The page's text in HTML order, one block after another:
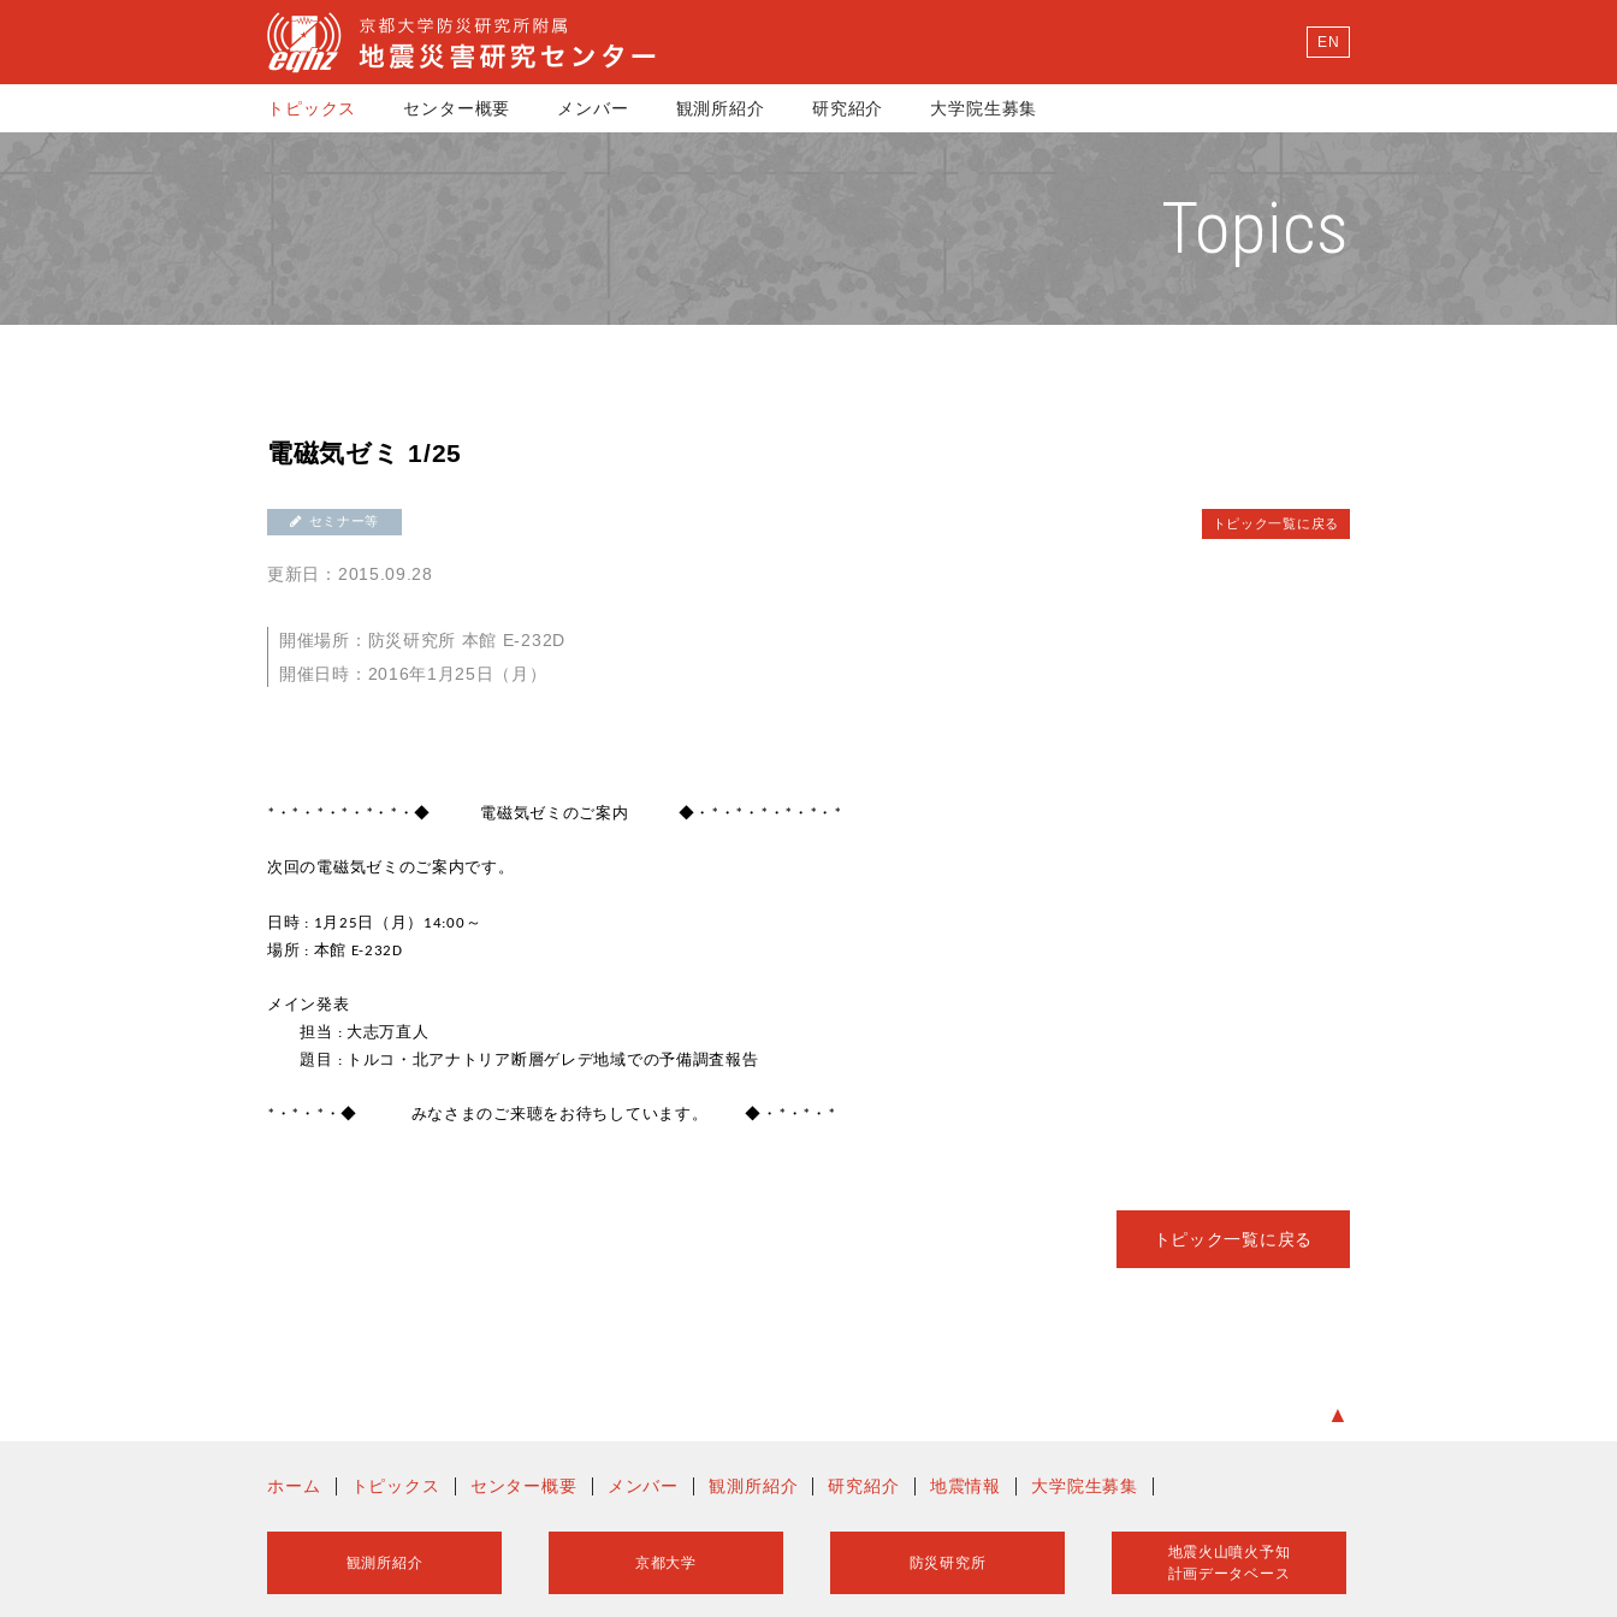
EN
トピックス センター概要 メンバー 観測所紹介 研究紹介 大学院生募集
Topics
電磁気ゼミ 1/25
セミナー等
更新日：2015.09.28
開催場所：防災研究所 本館 E-232D
開催日時：2016年1月25日（月）
トピック一覧に戻る
*・*・*・*・*・*・◆ 電磁気ゼミのご案内 ◆・*・*・*・*・*・*
次回の電磁気ゼミのご案内です。
日時 : 1月25日（月）14:00～
場所 : 本館 E-232D
メイン発表
担当 : 大志万直人
題目 : トルコ・北アナトリア断層ゲレデ地域での予備調査報告
*・*・*・◆ みなさまのご来聴をお待ちしています。 ◆・*・*・*
トピック一覧に戻る
▲
ホーム トピックス センター概要 メンバー 観測所紹介 研究紹介 地震情報 大学院生募集
観測所紹介 京都大学 防災研究所
地震火山噴火予知
計画データベース